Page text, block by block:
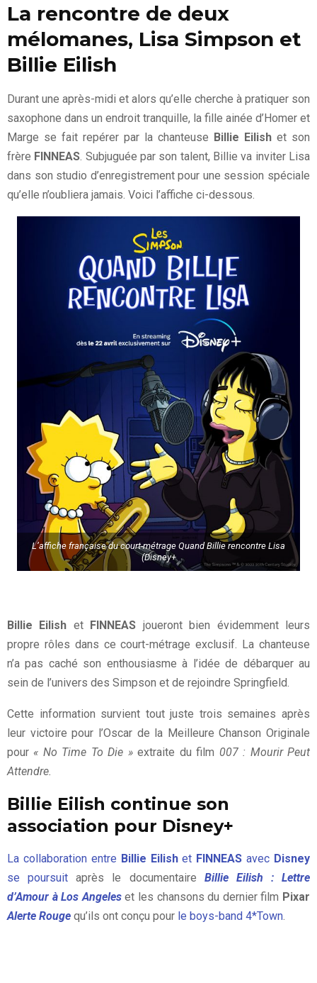
La rencontre de deux
mélomanes, Lisa Simpson et
Billie Eilish
Durant une après-midi et alors qu’elle cherche à pratiquer son
saxophone dans un endroit tranquille, la fille ainée d’Homer et
Marge se fait repérer par la chanteuse Billie Eilish et son
frère FINNEAS . Subjuguée par son talent, Billie va inviter Lisa
dans son studio d’enregistrement pour une session spéciale
qu’elle n’oubliera jamais. Voici l’affiche ci-dessous.
L’affiche française du court-métrage Quand Billie rencontre Lisa
(Disney+
Billie Eilish et FINNEAS joueront bien évidemment leurs
propre rôles dans ce court-métrage exclusif. La chanteuse
n’a pas caché son enthousiasme à l’idée de débarquer au
sein de l’univers des Simpson et de rejoindre Springfield.
Cette information survient tout juste trois semaines après
leur victoire pour l’Oscar de la Meilleure Chanson Originale
pour « No Time To Die »extraite du film 007 : Mourir Peut
Attendre.
Billie Eilish continue son
association pour Disney+
La collaboration entre Billie Eilishet FINNEASavec Disney
se poursuit après le documentaire Billie Eilish : Lettre
d’Amour à Los Angeles et les chansons du dernier film Pixar
Alerte Rouge qu’ils ont conçu pour le boys-band 4*Town.